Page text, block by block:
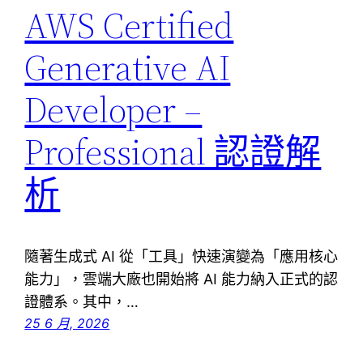
AWS Certified
Generative AI
Developer –
Professional 認證解
析
隨著生成式 AI 從「工具」快速演變為「應用核心
能力」，雲端大廠也開始將 AI 能力納入正式的認
證體系。其中，…
25 6 月, 2026